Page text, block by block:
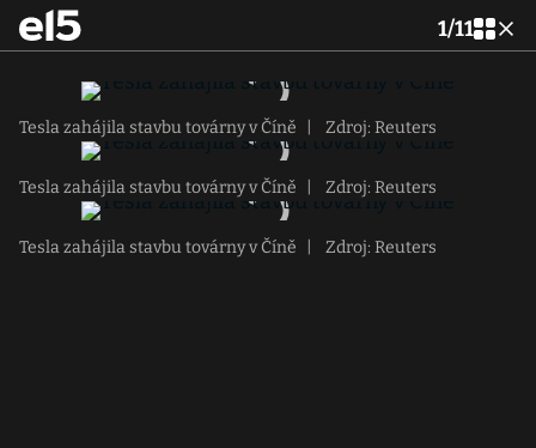
1/11
Tesla zahájila stavbu továrny v Číně Zdroj: Reuters
Tesla zahájila stavbu továrny v Číně Zdroj: Reuters
Tesla zahájila stavbu továrny v Číně Zdroj: Reuters